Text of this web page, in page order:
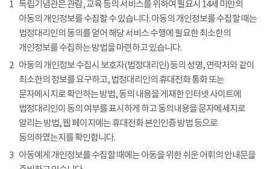
1 독립기념관은 관람, 교육 등의 서비스를 위하여 필요시 14세 미만의
아동의 개인정보를 수집할 수 있습니다. 아동의 개인정보를 수집할 때는
법정대리인의 동의를 얻어 해당 서비스 수행에 필요한 최소한의
개인정보를 수집하는 방법을 마련하고 있습니다.
2 아동의 개인정보 수집시 보호자(법정대리인) 등의 성명, 연락처와 같이
최소한의 정보를 요구하고, 법정대리인의 휴대전화 통화 또는
문자메시지로 확인하는 방법, 동의 내용을 게재한 인터넷 사이트에
법정대리인이 동의 여부를 표시하게 하고 동의내용을 문자메세지로
알리는 방법, 웹 페이지에는 휴대전화 본인인증 방법 등으로
동의하였는지를 확인합니다.
3 아동에게 개인정보를 수집할 때에는 아동을 위한 쉬운 어휘의 안내문을